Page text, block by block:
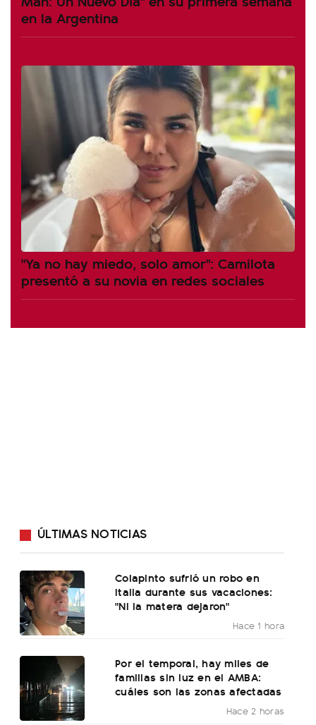
en la Argentina
"Ya no hay miedo, solo amor": Camilota
presentó a su novia en redes sociales
ÚLTIMAS NOTICIAS
Colapinto sufrió un robo en
Italia durante sus vacaciones:
"Ni la matera dejaron"
Hace 1 hora
Por el temporal, hay miles de
familias sin luz en el AMBA:
cuáles son las zonas afectadas
Hace 2 horas